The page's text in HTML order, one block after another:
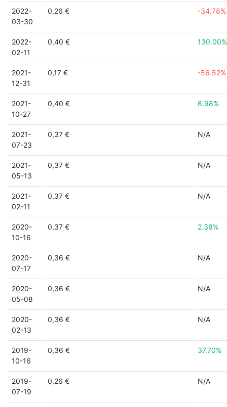
2022-
03-30
0,26 € -34.78%
2022-
02-11
0,40 € 130.00%
2021-
12-31
0,17 € -56.52%
2021-
10-27
0,40 € 6.98%
2021-
07-23
0,37 € N/A
2021-
05-13
0,37 € N/A
2021-
02-11
0,37 € N/A
2020-
10-16
0,37 € 2.38%
2020-
07-17
0,36 € N/A
2020-
05-08
0,36 € N/A
2020-
02-13
0,36 € N/A
2019-
10-16
0,36 € 37.70%
2019-
07-19
0,26 € N/A